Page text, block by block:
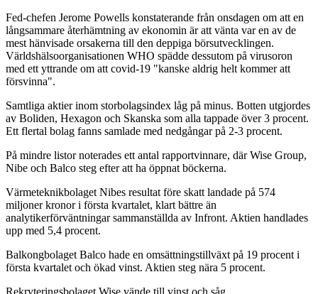
Fed-chefen Jerome Powells konstaterande från onsdagen om att en
långsammare återhämtning av ekonomin är att vänta var en av de
mest hänvisade orsakerna till den deppiga börsutvecklingen.
Världshälsoorganisationen WHO spädde dessutom på virusoron
med ett yttrande om att covid-19 "kanske aldrig helt kommer att
försvinna".
Samtliga aktier inom storbolagsindex låg på minus. Botten utgjordes
av Boliden, Hexagon och Skanska som alla tappade över 3 procent.
Ett flertal bolag fanns samlade med nedgångar på 2-3 procent.
På mindre listor noterades ett antal rapportvinnare, där Wise Group,
Nibe och Balco steg efter att ha öppnat böckerna.
Värmeteknikbolaget Nibes resultat före skatt landade på 574
miljoner kronor i första kvartalet, klart bättre än
analytikerförväntningar sammanställda av Infront. Aktien handlades
upp med 5,4 procent.
Balkongbolaget Balco hade en omsättningstillväxt på 19 procent i
första kvartalet och ökad vinst. Aktien steg nära 5 procent.
Rekryteringsbolaget Wise vände till vinst och såg